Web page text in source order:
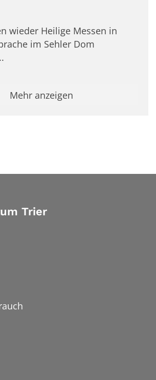
wieder Heilige Messen in
im Sehler Dom
Mehr anzeigen
Trier